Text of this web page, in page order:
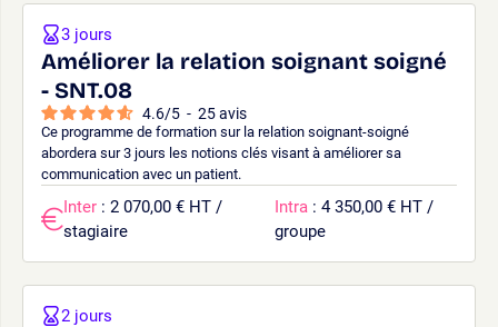
Améliorer la relation soignant soigné
- SNT.08
4.6/5 - 25avis
Ce programme de formation sur la relation soignant-soigné
abordera sur 3 jours les notions clés visant à améliorer sa
communication avec un patient.
3 jours
Inter : 2 070,00 € HT /
stagiaire
Intra : 4 350,00 € HT /
groupe
2 jours